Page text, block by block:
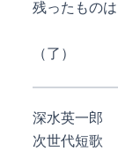
残ったもの
（了）
深水英一郎
次世代短歌